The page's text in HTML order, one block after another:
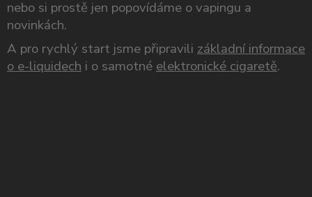
nebo si prostě jen popovídáme o vapingu a
novinkách.
A pro rychlý start jsme připravili základní informace
o e-liquidech i o samotné elektronické cigaretě.